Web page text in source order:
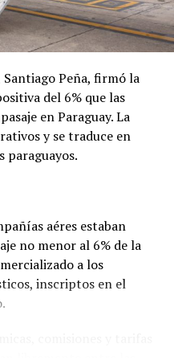
la empresa cubrirá
Peña, firmó la
del 6% que las
en Paraguay. La
y se traduce en
paraguayos.
aéres estaban
no menor al 6% de la
a los
inscriptos en el